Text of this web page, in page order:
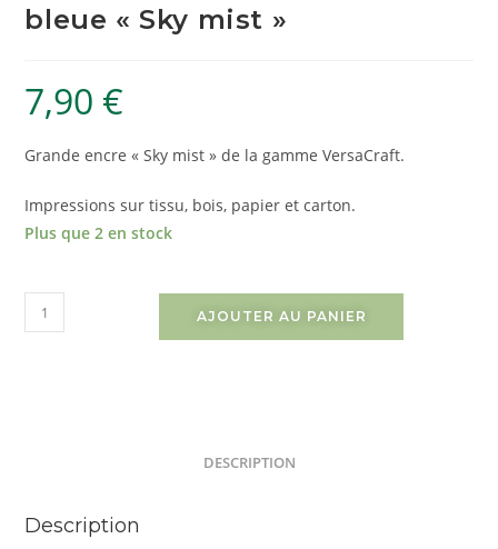
bleue « Sky mist »
7,90 €
Grande encre « Sky mist » de la gamme VersaCraft.
Impressions sur tissu, bois, papier et carton.
Plus que 2 en stock
AJOUTER AU PANIER
DESCRIPTION
Description